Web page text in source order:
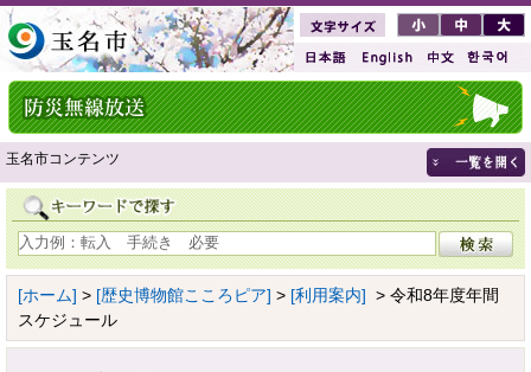
玉名市コンテンツ
[ホーム] > [歴史博物館こころピア] > [利用案内] > 令和8年度年間
スケジュール